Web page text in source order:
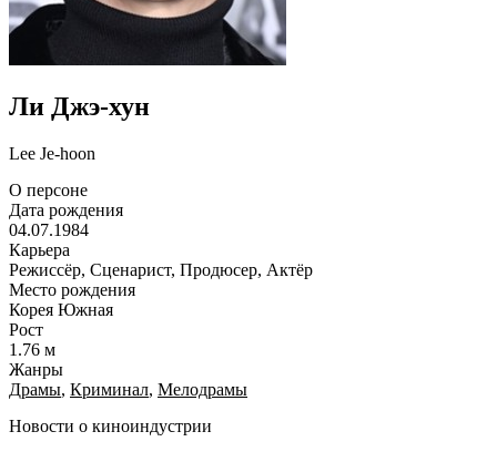
Ли Джэ-хун
Lee Je-hoon
О персоне
Дата рождения
04.07.1984
Карьера
Режиссёр, Сценарист, Продюсер, Актёр
Место рождения
Корея Южная
Рост
1.76 м
Жанры
Драмы, Криминал, Мелодрамы
Новости о киноиндустрии